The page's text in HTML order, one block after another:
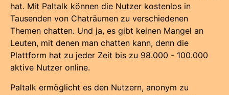
hat. Mit Paltalk können die Nutzer kostenlos in
Tausenden von Chaträumen zu verschiedenen
Themen chatten. Und ja, es gibt keinen Mangel an
Leuten, mit denen man chatten kann, denn die
Plattform hat zu jeder Zeit bis zu 98.000 - 100.000
aktive Nutzer online.
Paltalk ermöglicht es den Nutzern, anonym zu